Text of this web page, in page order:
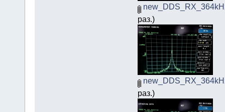
раз.)
раз.)